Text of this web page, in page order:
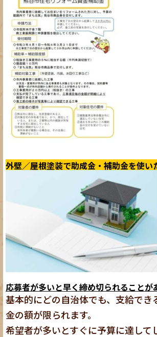
外壁／屋根塗装で助成金・補助金を使い
応募者が多いと早く締め切られることが
基本的にどの自治体でも、支給でき
金の額が限られます。
希望者が多いとすぐに予算に達して